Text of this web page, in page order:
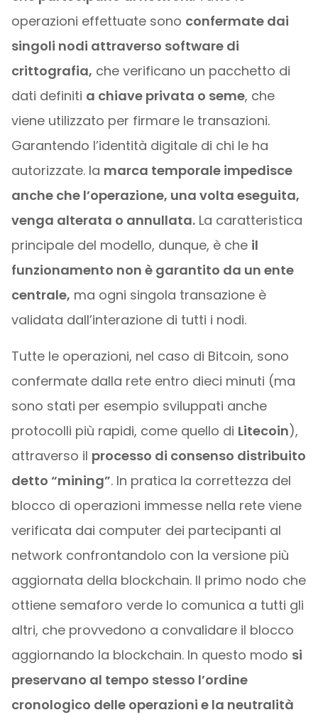
operazioni effettuate sono confermate dai
singoli nodi attraverso software di
crittografia, che verificano un pacchetto di
dati definiti a chiave privata o seme, che
viene utilizzato per firmare le transazioni.
Garantendo l’identità digitale di chi le ha
autorizzate. la marca temporale impedisce
anche che l’operazione, una volta eseguita,
venga alterata o annullata.La caratteristica
principale del modello, dunque, è che il
funzionamento non è garantito da un ente
centrale, ma ogni singola transazione è
validata dall’interazione di tutti i nodi.
Tutte le operazioni, nel caso di Bitcoin, sono
confermate dalla rete entro dieci minuti (ma
sono stati per esempio sviluppati anche
protocolli più rapidi, come quello di Litecoin),
attraverso il processo di consenso distribuito
detto “mining”. In pratica la correttezza del
blocco di operazioni immesse nella rete viene
verificata dai computer dei partecipanti al
network confrontandolo con la versione più
aggiornata della blockchain. Il primo nodo che
ottiene semaforo verde lo comunica a tutti gli
altri, che provvedono a convalidare il blocco
aggiornando la blockchain. In questo modo si
preservano al tempo stesso l’ordine
cronologico delle operazioni e la neutralità